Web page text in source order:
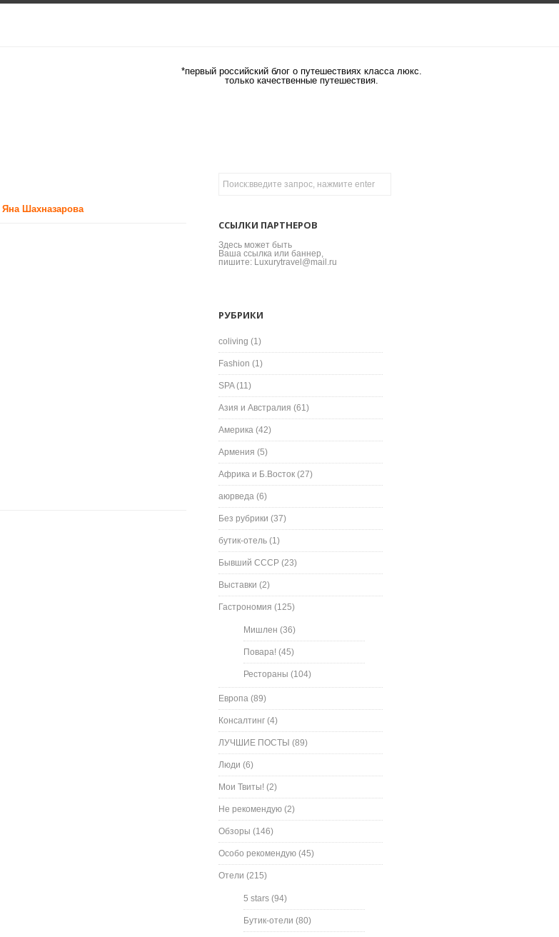
*первый российский блог о путешествиях класса люкс.
только качественные путешествия.
Яна Шахназарова
ССЫЛКИ ПАРТНЕРОВ
Здесь может быть
Ваша ссылка или баннер,
пишите: Luxurytravel@mail.ru
РУБРИКИ
coliving (1)
Fashion (1)
SPA(11)
Азия и Австралия (61)
Америка (42)
Армения (5)
Африка и Б.Восток (27)
аюрведа (6)
Без рубрики (37)
бутик-отель (1)
Бывший СССР (23)
Выставки (2)
Гастрономия (125)
Мишлен (36)
Повара! (45)
Рестораны (104)
Европа (89)
Консалтинг (4)
ЛУЧШИЕ ПОСТЫ (89)
Люди (6)
Мои Твиты! (2)
Не рекомендую (2)
Обзоры (146)
Особо рекомендую (45)
Отели (215)
5 stars (94)
Бутик-отели (80)